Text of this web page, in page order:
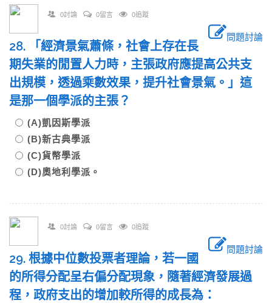
0討論 0留言 0追蹤
問題討論
28. 「經濟景氣蕭條，社會上存在長
期失業的閒置人力時，主張政府應提高公共支
出規模，透過乘數效果，提升社會景氣。」這
是那一個學派的主張？
(A)凱因斯學派
(B)新古典學派
(C)貨幣學派
(D)奧地利學派。
0討論 0留言 0追蹤
問題討論
29. 根據中位數投票者理論，若一國
的所得分配呈右偏分配現象，隨著經濟發展過
程，政府支出的增加較所得的成長為：